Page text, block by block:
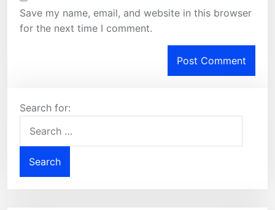
Save my name, email, and website in this browser
for the next time I comment.
Search for: